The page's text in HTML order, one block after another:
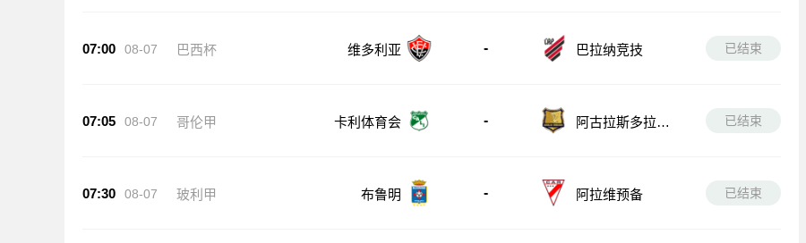
07:00 08-07 巴西杯 维多利亚 - 巴拉纳竞技 已结束
07:05 08-07 哥伦甲 卡利体育会 -
阿古拉斯多拉达
已结束
07:30 08-07 玻利甲 布鲁明 - 阿拉维预备 已结束